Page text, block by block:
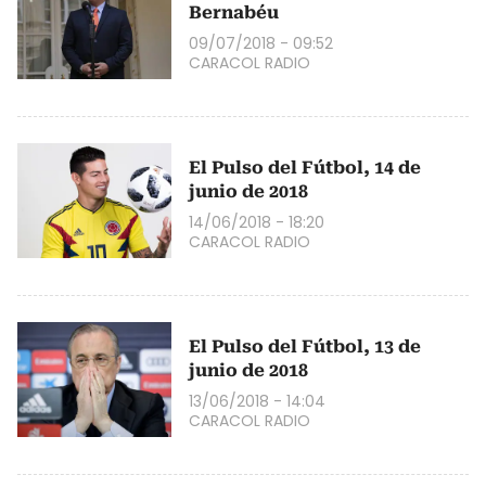
Bernabéu
09/07/2018 - 09:52
CARACOL RADIO
El Pulso del Fútbol, 14 de
junio de 2018
14/06/2018 - 18:20
CARACOL RADIO
El Pulso del Fútbol, 13 de
junio de 2018
13/06/2018 - 14:04
CARACOL RADIO